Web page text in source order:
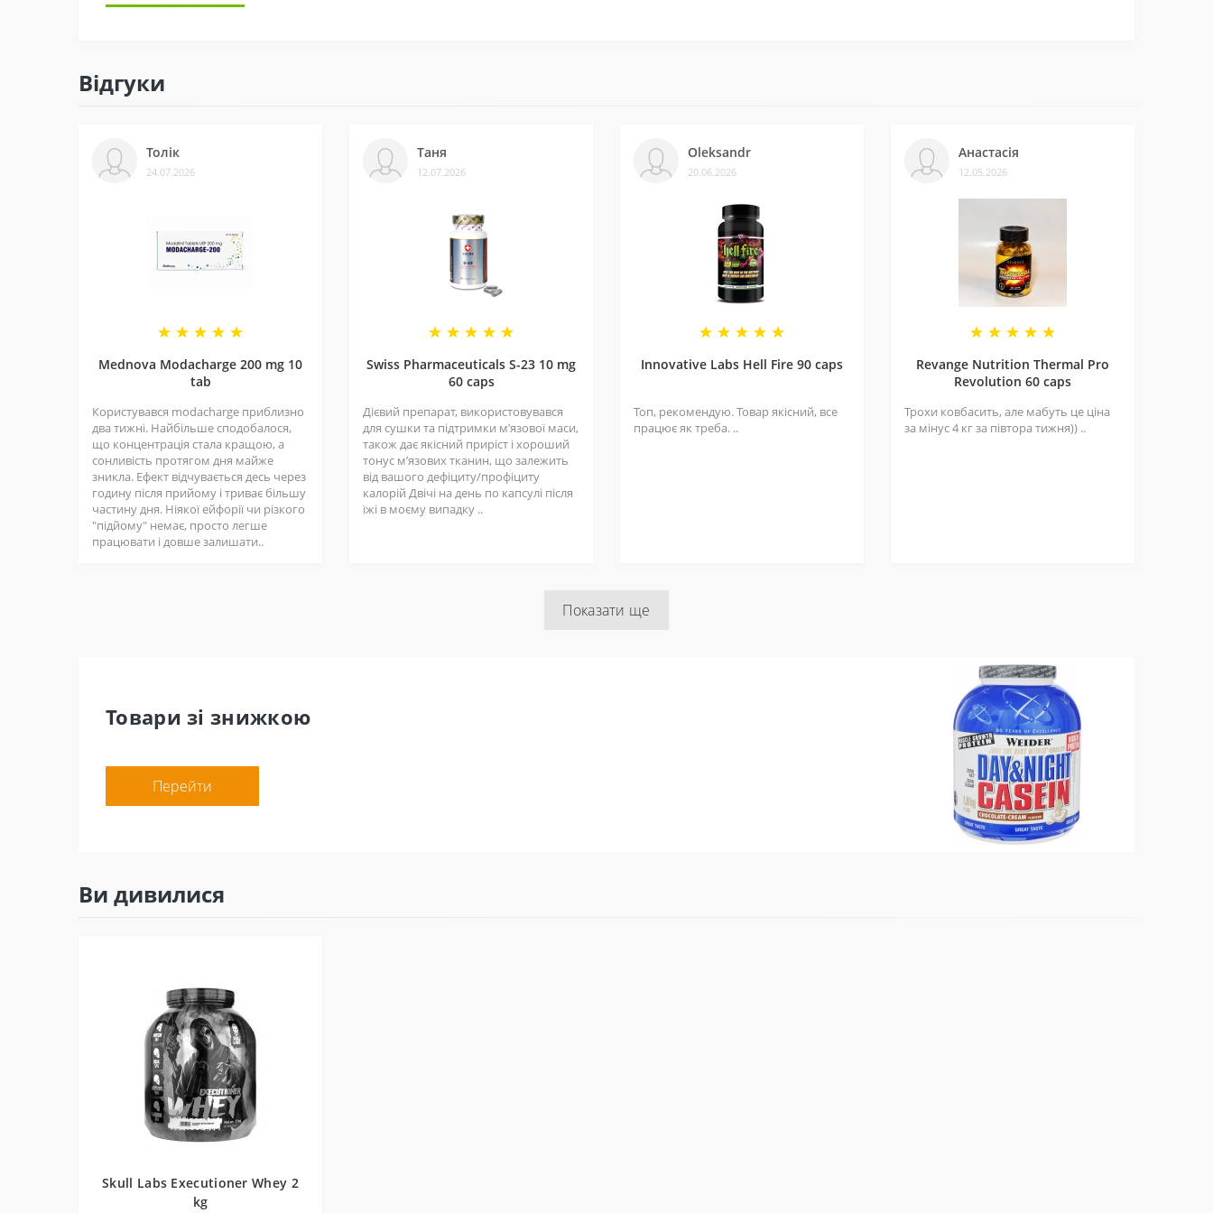
3 - Безпека
4 - Спеціальні пропозиції
5 - Репутація
Ми працюємо з 2011 року. За цей час відправили безліч замовлень, протестували багато продуктів і допомогли багатьом клієнтам. Нам приємно, що нас
Відгуки
Толік
24.07.2026
Mednova Modacharge 200 mg 10
tab
Користувався modacharge приблизно
два тижні. Найбільше сподобалося,
що концентрація стала кращою, а
сонливість протягом дня майже
зникла. Ефект відчувається десь через
годину після прийому і триває більшу
частину дня. Ніякої ейфорії чи різкого
"підйому" немає, просто легше
працювати і довше залишати..
Таня
12.07.2026
Swiss Pharmaceuticals S-23 10 mg
60 caps
Дієвий препарат, використовувався
для сушки та підтримки мʼязової маси,
також дає якісний приріст і хороший
тонус мʼязових тканин, що залежить
від вашого дефіциту/профіциту
калорій Двічі на день по капсулі після
їжі в моєму випадку ..
Oleksandr
20.06.2026
Innovative Labs Hell Fire 90 caps
Топ, рекомендую. Товар якісний, все
працює як треба. ..
Анастасія
12.05.2026
Revange Nutrition Thermal Pro
Revolution 60 caps
Трохи ковбасить, але мабуть це ціна
за мінус 4 кг за півтора тижня)) ..
Показати ще
Товари зі знижкою
Перейти
Ви дивилися
Skull Labs Executioner Whey 2
kg